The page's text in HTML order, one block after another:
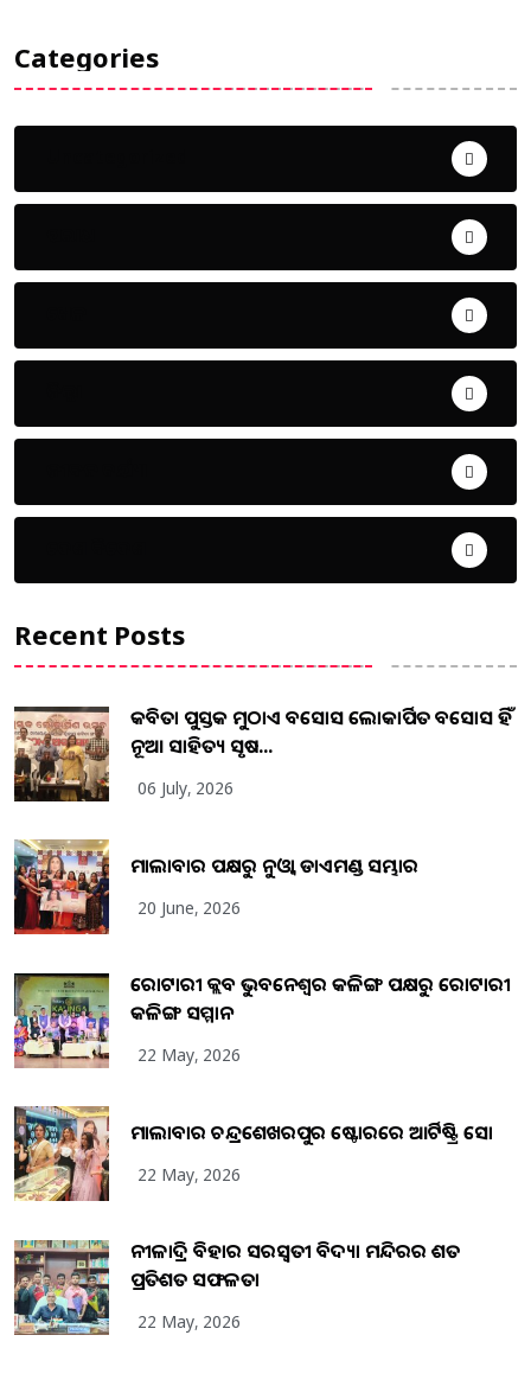
Categories
Recent Posts
କବିତା ପୁସ୍ତକ ମୁଠାଏ ଅବସୋସ ଲୋକାର୍ପିତ ଅବସୋସ ହିଁ
ନୂଆ ସାହିତ୍ୟ ସୃଷ...
06 July, 2026
ମାଲାବାର ପକ୍ଷରୁ ନୁଓ୍ବା ଡାଏମଣ୍ଡ ସମ୍ଭାର
20 June, 2026
ରୋଟାରୀ କ୍ଲବ ଭୁବନେଶ୍ୱର କଳିଙ୍ଗ ପକ୍ଷରୁ ରୋଟାରୀ
କଳିଙ୍ଗ ସମ୍ମାନ
22 May, 2026
ମାଲାବାର ଚନ୍ଦ୍ରଶେଖରପୁର ଷ୍ଟୋରରେ ଆର୍ଟିଷ୍ଟ୍ରି ସୋ
22 May, 2026
ନୀଳାଦ୍ରି ବିହାର ସରସ୍ୱତୀ ବିଦ୍ୟା ମନ୍ଦିରର ଶତ
ପ୍ରତିଶତ ସଫଳତା
22 May, 2026